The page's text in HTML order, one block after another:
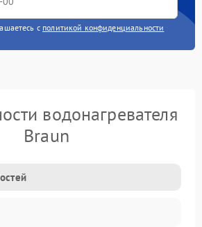
с политикой конфиденциальности
водонагревателя
Braun